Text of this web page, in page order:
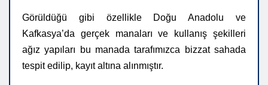
Görüldüğü gibi özellikle Doğu Anadolu ve
Kafkasya’da gerçek manaları ve kullanış şekilleri
ağız yapıları bu manada tarafımızca bizzat sahada
tespit edilip, kayıt altına alınmıştır.